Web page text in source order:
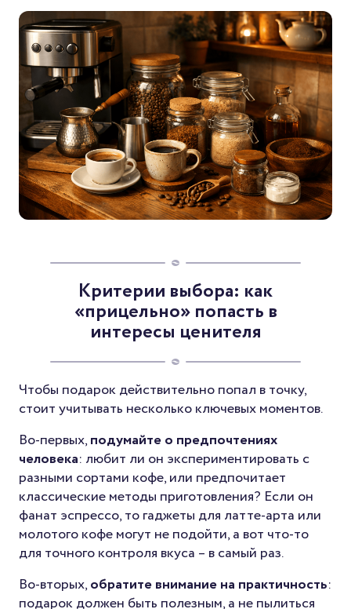
Критерии выбора: как
«прицельно» попасть в
интересы ценителя
Чтобы подарок действительно попал в точку,
стоит учитывать несколько ключевых моментов.
Во-первых,подумайте о предпочтениях
человека: любит ли он экспериментировать с
разными сортами кофе, или предпочитает
классические методы приготовления? Если он
фанат эспрессо, то гаджеты для латте-арта или
молотого кофе могут не подойти, а вот что-то
для точного контроля вкуса – в самый раз.
Во-вторых,обратите внимание на практичность:
подарок должен быть полезным, а не пылиться